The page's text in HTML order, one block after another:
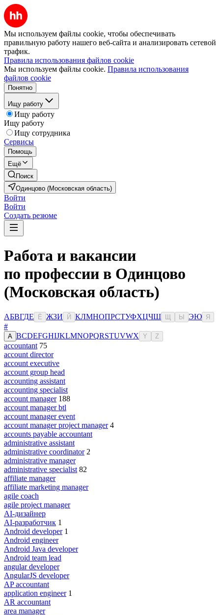
Мы используем файлы cookie, чтобы обеспечивать
правильную работу нашего веб-сайта и анализировать сетевой
трафик.
Правила использования файлов cookie
Мы используем файлы cookie. Правила использования
файлов cookie
Понятно
Ищу работу
Ищу работу
Ищу работу
Ищу сотрудника
Сервисы
Помощь
Ещё
Поиск
Одинцово (Московская область)
Войти
Войти
Создать резюме
Работа и вакансии
по профессии в Одинцово
(Московская область)
АБВГДЕ Ё ЖЗИ Й КЛМНОПРСТУФХЦЧШ Ы ЭЮ Я
#
A BCDEFGHIJKLMNOPQRSTUVWX Y Z
accountant 75
account director
account executive
account group head
accounting assistant
accounting specialist
account manager 188
account manager btl
account manager event
account manager project manager 4
accounts payable accountant
administrative assistant
administrative coordinator 2
administrative manager
administrative specialist 82
affiliate manager
affiliate marketing manager
agile coach
agile project manager
AI-дизайнер
AI-разработчик 1
Android developer 1
Android engineer
Android Java developer
Android team lead
angular developer
AngularJS developer
AP accountant
application engineer 1
AR accountant
area manager